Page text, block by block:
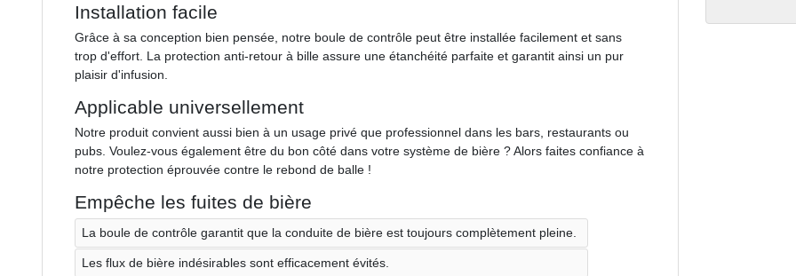
Installation facile
Grâce à sa conception bien pensée, notre boule de contrôle peut être installée facilement et sans
trop d'effort. La protection anti-retour à bille assure une étanchéité parfaite et garantit ainsi un pur
plaisir d'infusion.
Applicable universellement
Notre produit convient aussi bien à un usage privé que professionnel dans les bars, restaurants ou
pubs. Voulez-vous également être du bon côté dans votre système de bière ? Alors faites confiance à
notre protection éprouvée contre le rebond de balle !
Empêche les fuites de bière
La boule de contrôle garantit que la conduite de bière est toujours complètement pleine.
Les flux de bière indésirables sont efficacement évités.